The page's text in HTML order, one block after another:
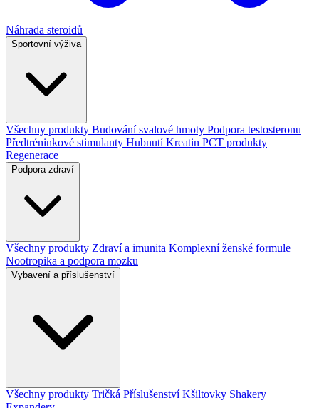
Náhrada steroidů
Sportovní výživa
Všechny produkty Budování svalové hmoty Podpora testosteronu
Předtréninkové stimulanty HubnutíKreatin PCT produkty
Regenerace
Podpora zdraví
Všechny produkty Zdraví a imunita Komplexní ženské formule
Nootropika a podpora mozku
Vybavení a příslušenství
Všechny produkty Tričká PříslušenstvíKšiltovky Shakery